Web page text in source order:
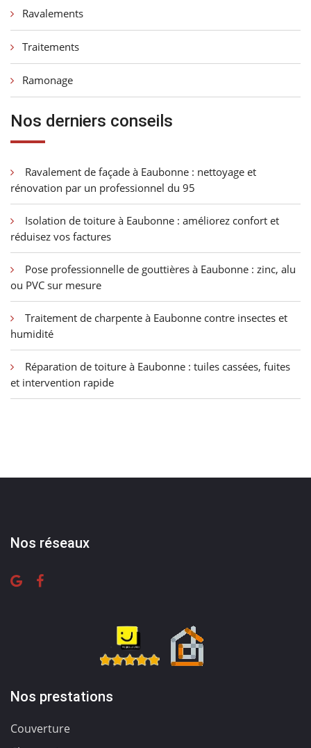
Ravalements
Traitements
Ramonage
Nos derniers conseils
Ravalement de façade à Eaubonne : nettoyage et
rénovation par un professionnel du 95
Isolation de toiture à Eaubonne : améliorez confort et
réduisez vos factures
Pose professionnelle de gouttières à Eaubonne : zinc, alu
ou PVC sur mesure
Traitement de charpente à Eaubonne contre insectes et
humidité
Réparation de toiture à Eaubonne : tuiles cassées, fuites
et intervention rapide
Nos réseaux
Nos prestations
Couverture